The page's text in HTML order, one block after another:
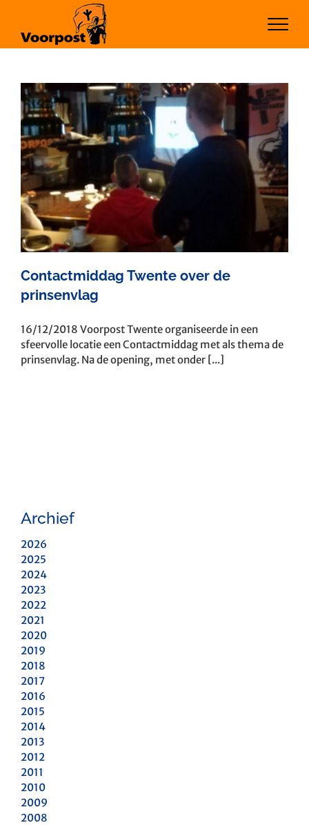
inhoud
Contactmiddag Twente over de
prinsenvlag
16/12/2018 Voorpost Twente organiseerde in een
sfeervolle locatie een Contactmiddag met als thema de
prinsenvlag. Na de opening, met onder [...]
Archief
2026
2025
2024
2023
2022
2021
2020
2019
2018
2017
2016
2015
2014
2013
2012
2011
2010
2009
2008